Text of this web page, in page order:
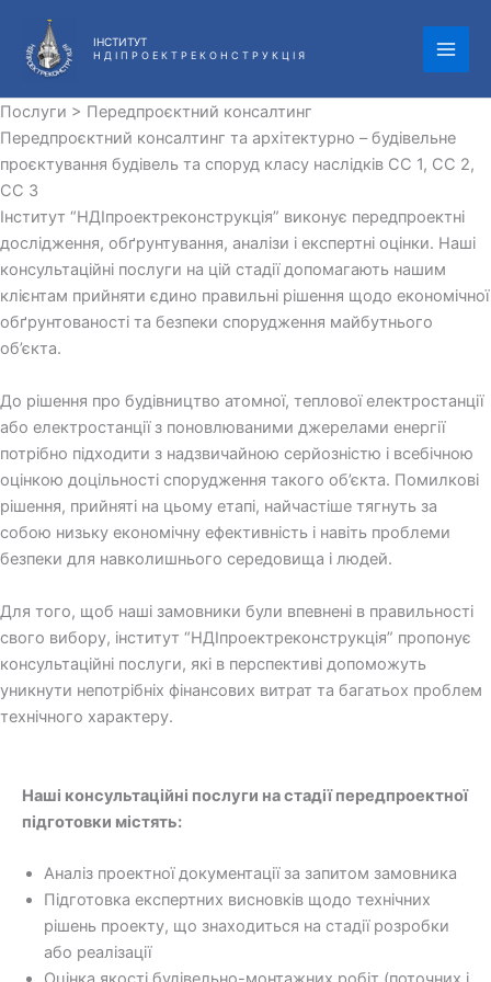
вмісту
ІНСТИТУТ
Н Д І П Р О Е К Т Р Е К О Н С Т Р У К Ц І Я
Послуги > Передпроєктний консалтинг
Передпроєктний консалтинг та архітектурно – будівельне
проєктування будівель та споруд класу наслідків СС 1, СС 2,
СС 3
Інститут “НДІпроектреконструкція” виконує передпроектні
дослідження, обґрунтування, аналізи і експертні оцінки. Наші
консультаційні послуги на цій стадії допомагають нашим
клієнтам прийняти єдино правильні рішення щодо економічної
обґрунтованості та безпеки спорудження майбутнього
об’єкта.
До рішення про будівництво атомної, теплової електростанції
або електростанції з поновлюваними джерелами енергії
потрібно підходити з надзвичайною серйозністю і всебічною
оцінкою доцільності спорудження такого об’єкта. Помилкові
рішення, прийняті на цьому етапі, найчастіше тягнуть за
собою низьку економічну ефективність і навіть проблеми
безпеки для навколишнього середовища і людей.
Для того, щоб наші замовники були впевнені в правильності
свого вибору, інститут “НДІпроектреконструкція” пропонує
консультаційні послуги, які в перспективі допоможуть
уникнути непотрібніх фінансових витрат та багатьох проблем
технічного характеру.
Наші консультаційні послуги на стадії передпроектної
підготовки містять:
Аналіз проектної документації за запитом замовника
Підготовка експертних висновків щодо технічних
рішень проекту, що знаходиться на стадії розробки
або реалізації